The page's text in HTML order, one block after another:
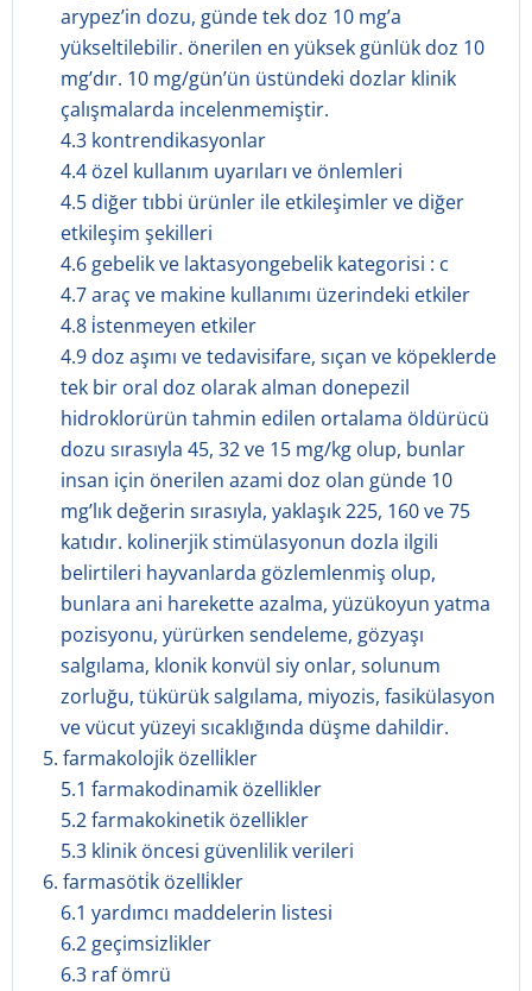
arypez’in dozu, günde tek doz 10 mg’a
yükseltilebilir. önerilen en yüksek günlük doz 10
mg’dır. 10 mg/gün’ün üstündeki dozlar klinik
çalışmalarda incelenmemiştir.
4.3 kontrendikasyonlar
4.4 özel kullanım uyarıları ve önlemleri
4.5 diğer tıbbi ürünler ile etkileşimler ve diğer
etkileşim şekilleri
4.6 gebelik ve laktasyongebelik kategorisi : c
4.7 araç ve makine kullanımı üzerindeki etkiler
4.8 i̇stenmeyen etkiler
4.9 doz aşımı ve tedavisifare, sıçan ve köpeklerde
tek bir oral doz olarak alman donepezil
hidroklorürün tahmin edilen ortalama öldürücü
dozu sırasıyla 45, 32 ve 15 mg/kg olup, bunlar
insan için önerilen azami doz olan günde 10
mg’lık değerin sırasıyla, yaklaşık 225, 160 ve 75
katıdır. kolinerjik stimülasyonun dozla ilgili
belirtileri hayvanlarda gözlemlenmiş olup,
bunlara ani harekette azalma, yüzükoyun yatma
pozisyonu, yürürken sendeleme, gözyaşı
salgılama, klonik konvül siy onlar, solunum
zorluğu, tükürük salgılama, miyozis, fasikülasyon
ve vücut yüzeyi sıcaklığında düşme dahildir.
5. farmakoloji̇k özelli̇kler
5.1 farmakodinamik özellikler
5.2 farmakokinetik özellikler
5.3 klinik öncesi güvenlilik verileri
6. farmasöti̇k özelli̇kler
6.1 yardımcı maddelerin listesi
6.2 geçimsizlikler
6.3 raf ömrü